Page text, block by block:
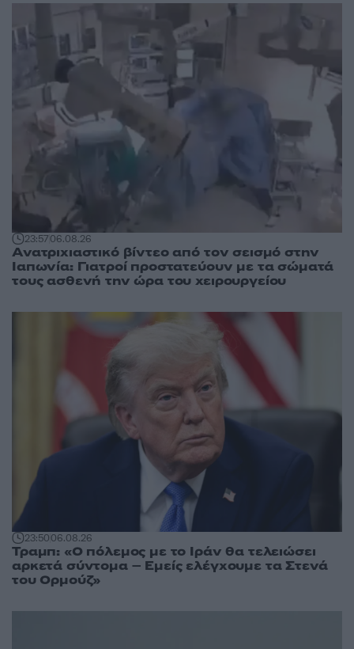
23:5706.08.26
Ανατριχιαστικό βίντεο από τον σεισμό στην
Ιαπωνία: Γιατροί προστατεύουν με τα σώματά
τους ασθενή την ώρα του χειρουργείου
23:5006.08.26
Τραμπ: «Ο πόλεμος με το Ιράν θα τελειώσει
αρκετά σύντομα – Εμείς ελέγχουμε τα Στενά
του Ορμούζ»